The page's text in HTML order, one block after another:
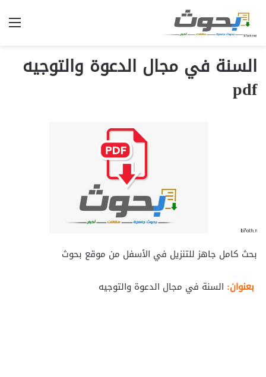
السنة في مجال الدعوة والتوجيه
pdf
بحث كامل جاهز للتنزيل في الأسفل من موقع بحوث
بعنوان: السنة في مجال الدعوة والتوجيه